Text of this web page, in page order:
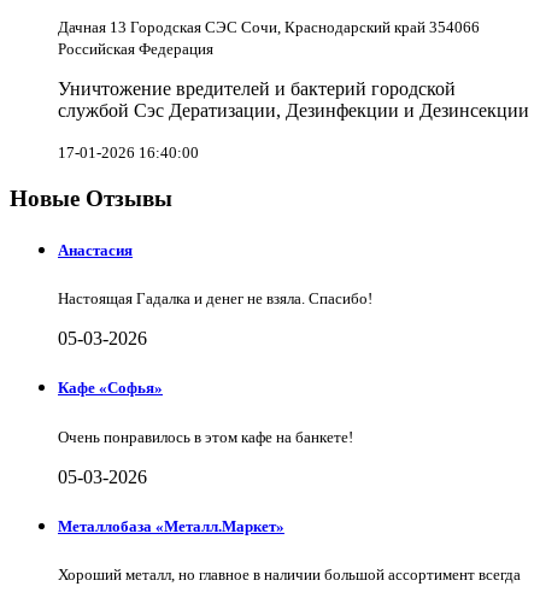
Дачная 13 Городская СЭС Сочи, Краснодарский край 354066
Российская Федерация
Уничтожение вредителей и бактерий городской
службой Сэс Дератизации, Дезинфекции и Дезинсекции
17-01-2026 16:40:00
Новые Отзывы
Анастасия
Настоящая Гадалка и денег не взяла. Спасибо!
05-03-2026
Кафе «Софья»
Очень понравилось в этом кафе на банкете!
05-03-2026
Металлобаза «Металл.Маркет»
Хороший металл, но главное в наличии большой ассортимент всегда